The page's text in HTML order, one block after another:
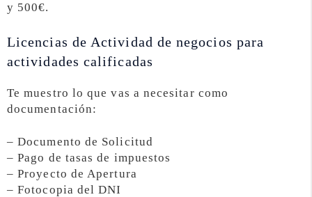
y 500€.
Licencias de Actividad de negocios para
actividades calificadas
Te muestro lo que vas a necesitar como
documentación:
– Documento de Solicitud
– Pago de tasas de impuestos
– Proyecto de Apertura
– Fotocopia del DNI